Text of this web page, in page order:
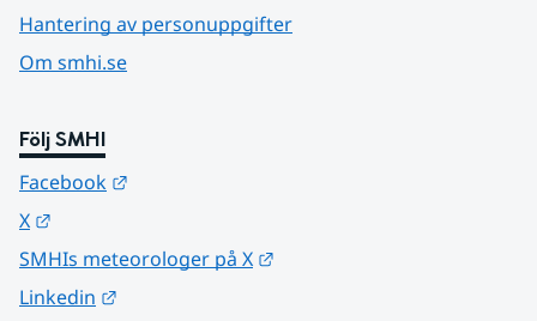
Hantering av personuppgifter
Om smhi.se
Följ SMHI
Facebook
X
SMHIs meteorologer på X
Linkedin